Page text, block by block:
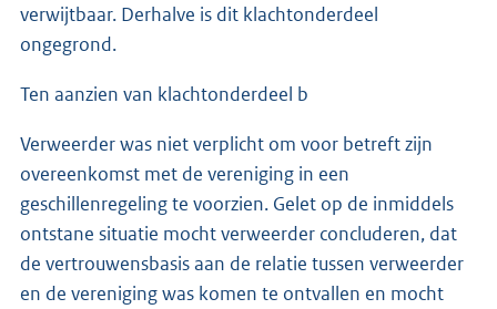
verwijtbaar. Derhalve is dit klachtonderdeel
ongegrond.
Ten aanzien van klachtonderdeel b
Verweerder was niet verplicht om voor betreft zijn
overeenkomst met de vereniging in een
geschillenregeling te voorzien. Gelet op de inmiddels
ontstane situatie mocht verweerder concluderen, dat
de vertrouwensbasis aan de relatie tussen verweerder
en de vereniging was komen te ontvallen en mocht